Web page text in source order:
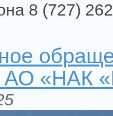
8 (727)
АО «НАК